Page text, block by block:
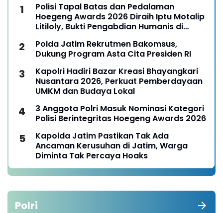
Polisi Tapal Batas dan Pedalaman
Hoegeng Awards 2026 Diraih Iptu Motalip
Litiloly, Bukti Pengabdian Humanis di
Polda Jatim Rekrutmen Bakomsus,
Dukung Program Asta Cita Presiden RI
Kapolri Hadiri Bazar Kreasi Bhayangkari
Nusantara 2026, Perkuat Pemberdayaan
UMKM dan Budaya Lokal
3 Anggota Polri Masuk Nominasi Kategori
Polisi Berintegritas Hoegeng Awards 2026
Kapolda Jatim Pastikan Tak Ada
Ancaman Kerusuhan di Jatim, Warga
Diminta Tak Percaya Hoaks
Polri